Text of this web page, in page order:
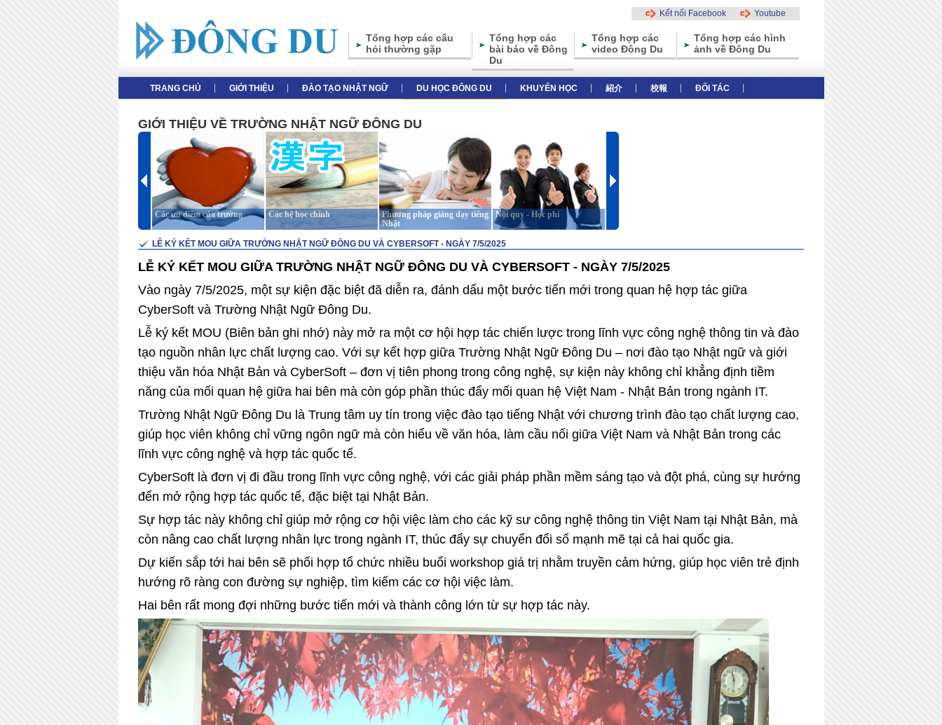
Kết nối Facebook Youtube
Tổng hợp các câu
hỏi thường gặp
Tổng hợp các
bài báo về Đông
Du
Tổng hợp các
video Đông Du
Tổng hợp các hình
ảnh về Đông Du
TRANG CHỦ GIỚI THIỆU ĐÀO TẠO NHẬT NGỮ DU HỌC ĐÔNG DU KHUYẾN HỌC 紹介 校報 ĐỐI TÁC
GIỚI THIỆU VỀ TRƯỜNG NHẬT NGỮ ĐÔNG DU
Các ưu điểm của trường Các hệ học chính
Phương pháp giảng dạy tiếng
Nhật
Nội quy - Học phí
LỄ KÝ KẾT MOU GIỮA TRƯỜNG NHẬT NGỮ ĐÔNG DU VÀ CYBERSOFT - NGÀY 7/5/2025
LỄ KÝ KẾT MOU GIỮA TRƯỜNG NHẬT NGỮ ĐÔNG DU VÀ CYBERSOFT - NGÀY 7/5/2025
Vào ngày 7/5/2025, một sự kiện đặc biệt đã diễn ra, đánh dấu một bước tiến mới trong quan hệ hợp tác giữa
CyberSoft và Trường Nhật Ngữ Đông Du.
Lễ ký kết MOU (Biên bản ghi nhớ) này mở ra một cơ hội hợp tác chiến lược trong lĩnh vực công nghệ thông tin và đào
tạo nguồn nhân lực chất lượng cao. Với sự kết hợp giữa Trường Nhật Ngữ Đông Du – nơi đào tạo Nhật ngữ và giới
thiệu văn hóa Nhật Bản và CyberSoft – đơn vị tiên phong trong công nghệ, sự kiện này không chỉ khẳng định tiềm
năng của mối quan hệ giữa hai bên mà còn góp phần thúc đẩy mối quan hệ Việt Nam - Nhật Bản trong ngành IT.
Trường Nhật Ngữ Đông Du là Trung tâm uy tín trong việc đào tạo tiếng Nhật với chương trình đào tạo chất lượng cao,
giúp học viên không chỉ vững ngôn ngữ mà còn hiểu về văn hóa, làm cầu nối giữa Việt Nam và Nhật Bản trong các
lĩnh vực công nghệ và hợp tác quốc tế.
CyberSoft là đơn vị đi đầu trong lĩnh vực công nghệ, với các giải pháp phần mềm sáng tạo và đột phá, cùng sự hướng
đến mở rộng hợp tác quốc tế, đặc biệt tại Nhật Bản.
Sự hợp tác này không chỉ giúp mở rộng cơ hội việc làm cho các kỹ sư công nghệ thông tin Việt Nam tại Nhật Bản, mà
còn nâng cao chất lượng nhân lực trong ngành IT, thúc đẩy sự chuyển đổi số mạnh mẽ tại cả hai quốc gia.
Dự kiến sắp tới hai bên sẽ phối hợp tổ chức nhiều buổi workshop giá trị nhằm truyền cảm hứng, giúp học viên trẻ định
hướng rõ ràng con đường sự nghiệp, tìm kiếm các cơ hội việc làm.
Hai bên rất mong đợi những bước tiến mới và thành công lớn từ sự hợp tác này.